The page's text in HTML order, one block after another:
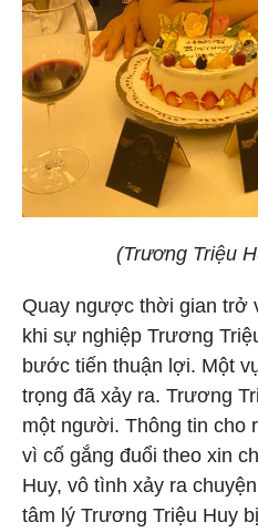
(Trương Triệu
Quay ngược thời gian trở
khi sự nghiệp Trương
bước tiến thuận lợi. Một
trọng đã xảy ra. Trương
một người. Thông tin cho
vì cố gắng đuổi theo xin
Huy, vô tình xảy ra
tâm lý Trương Triệu Huy